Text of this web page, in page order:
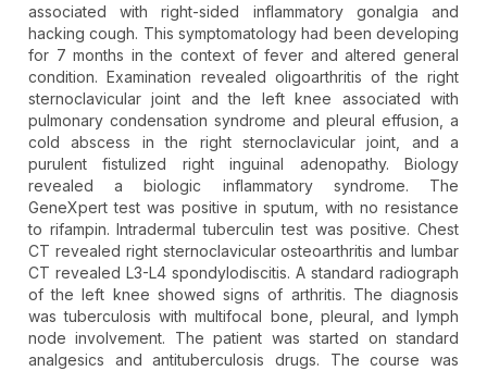
associated with right-sided inflammatory gonalgia and
hacking cough. This symptomatology had been developing
for 7 months in the context of fever and altered general
condition. Examination revealed oligoarthritis of the right
sternoclavicular joint and the left knee associated with
pulmonary condensation syndrome and pleural effusion, a
cold abscess in the right sternoclavicular joint, and a
purulent fistulized right inguinal adenopathy. Biology
revealed a biologic inflammatory syndrome. The
GeneXpert test was positive in sputum, with no resistance
to rifampin. Intradermal tuberculin test was positive. Chest
CT revealed right sternoclavicular osteoarthritis and lumbar
CT revealed L3-L4 spondylodiscitis. A standard radiograph
of the left knee showed signs of arthritis. The diagnosis
was tuberculosis with multifocal bone, pleural, and lymph
node involvement. The patient was started on standard
analgesics and antituberculosis drugs. The course was